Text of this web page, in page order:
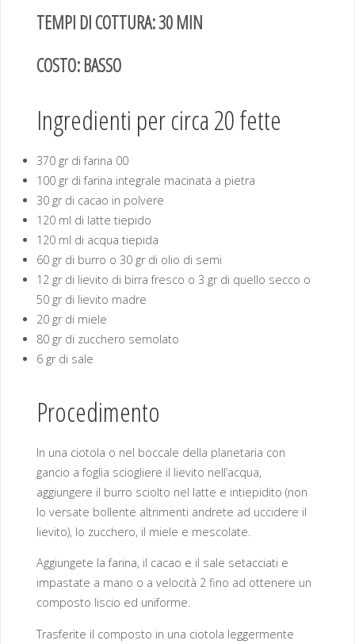
TEMPI DI COTTURA: 30 MIN
COSTO: BASSO
Ingredienti per circa 20 fette
370 gr di farina 00
100 gr di farina integrale macinata a pietra
30 gr di cacao in polvere
120 ml di latte tiepido
120 ml di acqua tiepida
60 gr di burro o 30 gr di olio di semi
12 gr di lievito di birra fresco o 3 gr di quello secco o
50 gr di lievito madre
20 gr di miele
80 gr di zucchero semolato
6 gr di sale
Procedimento
In una ciotola o nel boccale della planetaria con
gancio a foglia sciogliere il lievito nell’acqua,
aggiungere il burro sciolto nel latte e intiepidito (non
lo versate bollente altrimenti andrete ad uccidere il
lievito), lo zucchero, il miele e mescolate.
Aggiungete la farina, il cacao e il sale setacciati e
impastate a mano o a velocità 2 fino ad ottenere un
composto liscio ed uniforme.
Trasferite il composto in una ciotola leggermente